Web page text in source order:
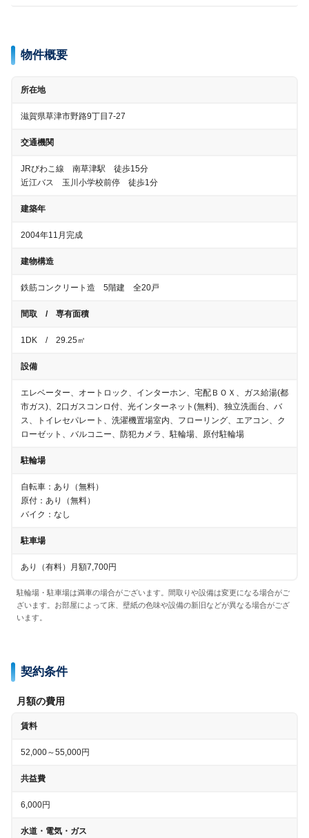
物件概要
所在地
滋賀県草津市野路9丁目7-27
交通機関
JRびわこ線 南草津駅 徒歩15分
近江バス 玉川小学校前停 徒歩1分
建築年
2004年11月完成
建物構造
鉄筋コンクリート造 5階建 全20戸
間取 / 専有面積
1DK / 29.25㎡
設備
エレベーター、オートロック、インターホン、宅配ＢＯＸ、ガス給湯(都
市ガス)、2口ガスコンロ付、光インターネット(無料)、独立洗面台、バ
ス、トイレセパレート、洗濯機置場室内、フローリング、エアコン、ク
ローゼット、バルコニー、防犯カメラ、駐輪場、原付駐輪場
駐輪場
自転車 ： あり（無料）
原付 ： あり（無料）
バイク ： なし
駐車場
あり（有料）月額7,700円
駐輪場・駐車場は満車の場合がございます。間取りや設備は変更になる場合がご
ざいます。お部屋によって床、壁紙の色味や設備の新旧などが異なる場合がござ
います。
契約条件
月額の費用
賃料
52,000～55,000円
共益費
6,000円
水道・電気・ガス